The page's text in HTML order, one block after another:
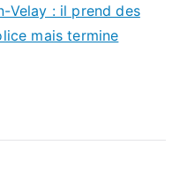
Velay : il prend des
mais termine